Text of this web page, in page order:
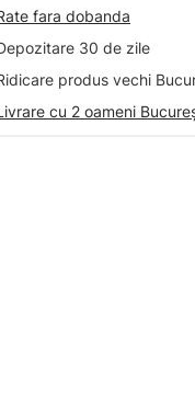
fara dobanda
30 de zile
produs vechi
cu 2 oameni